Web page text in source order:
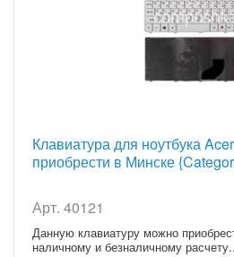
Клавиатура для ноутбука
приобрести в Минске
Арт. 40121
Данную клавиатуру можно
наличному и безналичному